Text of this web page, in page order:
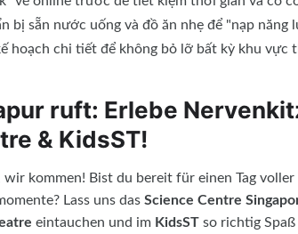
bị sẵn nước uống và đồ ăn nhẹ để "nạp
hoạch chi tiết để không bỏ lỡ bất kỳ khu vực
ruft: Erlebe
& KidsST!
wir kommen! Bist du bereit für einen Tag
Lass uns das Science Centre
eintauchen und im KidsSTso richtig Spaß